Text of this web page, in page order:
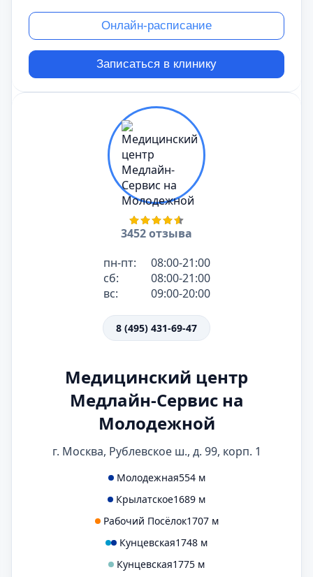
Онлайн-расписание
Записаться в клинику
3452 отзыва
пн-пт:
08:00-21:00
сб:
08:00-21:00
вс:
09:00-20:00
8 (495) 431-69-47
Медицинский центр
Медлайн-Сервис на
Молодежной
г. Москва, Рублевское ш., д. 99, корп. 1
Молодежная554 м
Крылатское1689 м
Рабочий Посёлок1707 м
Кунцевская1748 м
Кунцевская1775 м